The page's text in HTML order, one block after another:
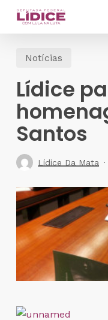
Skip
contentNotícias
Lídice
Santos
Lídice Da Mata